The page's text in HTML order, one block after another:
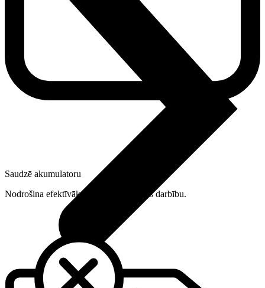
Datori un Monitori
Saudzē akumulatoru
Nodrošina efektīvāku un ilgāku iekārtas darbību.